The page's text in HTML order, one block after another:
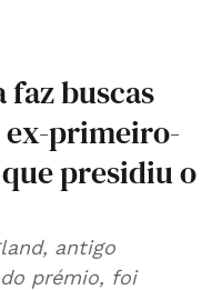
faz buscas
ex-primeiro-
presidiu o
antigo
prémio, foi